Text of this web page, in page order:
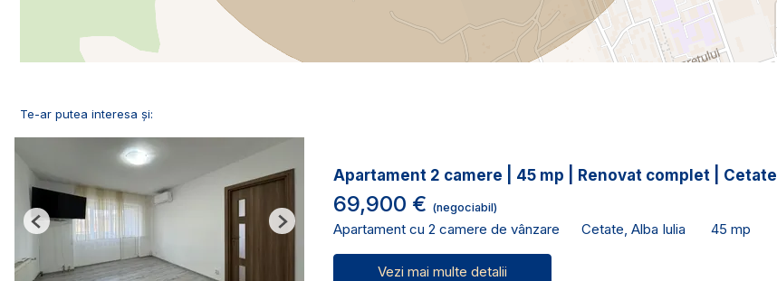
Te-ar putea interesa și:
Previous Next
Apartament 2 camere | 45 mp | Renovat complet | Cetate
69,900 € (negociabil)
Apartament cu 2 camere de vânzare Cetate, Alba Iulia 45 mp
Vezi mai multe detalii